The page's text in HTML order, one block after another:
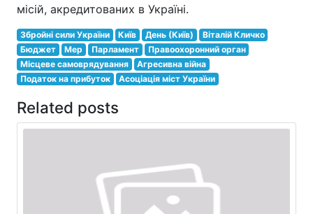
місій, акредитованих в Україні.
Збройні сили України Київ День (Київ)
Віталій Кличко
Бюджет
Мер Парламент
Правоохоронний орган
Місцеве самоврядування
Агресивна війна
Податок на прибуток
Асоціація міст України
Related posts